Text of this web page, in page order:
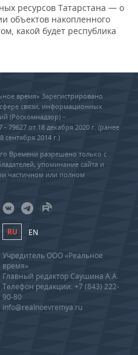
ресурсов Татарстана — о
объектов накопленного
какой будет республика
время» Зарегистрировано
связи, информационных
(Роскомнадзор) –
от 18 декабря 2020 г. (ранее
сентября 2014 г.)
Времени разрешено только с
упоминание сайта и
частичном или полном
RU EN
Учредитель ООО «Реальное
время»
Главный редактор Саушина А.А.
Телефон редакции: +7 (843) 222-
90-80
info@realnoevremya.ru